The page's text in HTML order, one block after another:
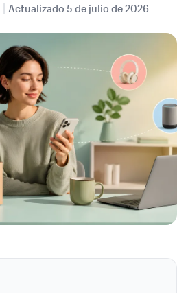
| Actualizado 5 de julio de 2026